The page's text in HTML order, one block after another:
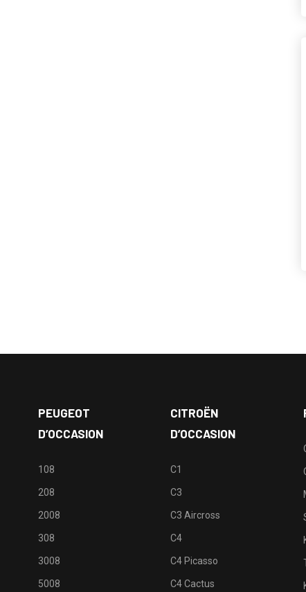
PEUGEOT
D’OCCASION
108
208
2008
308
3008
5008
CITROËN
D’OCCASION
C1
C3
C3 Aircross
C4
C4 Picasso
C4 Cactus